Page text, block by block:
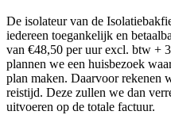
De isolateur van de
iedereen toegankelijk en
van €48,50 per uur excl. btw +
plannen we een huisbezoek
plan maken. Daarvoor rekenen
reistijd. Deze zullen we dan
uitvoeren op de totale factuur.